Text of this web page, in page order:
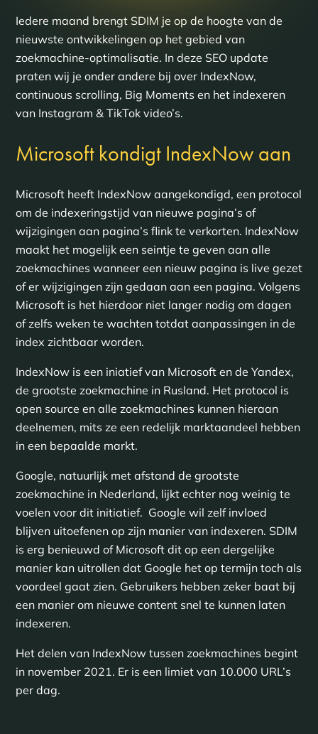
Iedere maand brengt SDIM je op de hoogte van de
nieuwste ontwikkelingen op het gebied van
zoekmachine-optimalisatie. In deze SEO update
praten wij je onder andere bij over IndexNow,
continuous scrolling, Big Moments en het indexeren
van Instagram & TikTok video’s.
Microsoft kondigt IndexNow aan
Microsoft heeft IndexNow aangekondigd, een protocol
om de indexeringstijd van nieuwe pagina’s of
wijzigingen aan pagina’s flink te verkorten. IndexNow
maakt het mogelijk een seintje te geven aan alle
zoekmachines wanneer een nieuw pagina is live gezet
of er wijzigingen zijn gedaan aan een pagina. Volgens
Microsoft is het hierdoor niet langer nodig om dagen
of zelfs weken te wachten totdat aanpassingen in de
index zichtbaar worden.
IndexNow is een iniatief van Microsoft en de Yandex,
de grootste zoekmachine in Rusland. Het protocol is
open source en alle zoekmachines kunnen hieraan
deelnemen, mits ze een redelijk marktaandeel hebben
in een bepaalde markt.
Google, natuurlijk met afstand de grootste
zoekmachine in Nederland, lijkt echter nog weinig te
voelen voor dit initiatief. Google wil zelf invloed
blijven uitoefenen op zijn manier van indexeren. SDIM
is erg benieuwd of Microsoft dit op een dergelijke
manier kan uitrollen dat Google het op termijn toch als
voordeel gaat zien. Gebruikers hebben zeker baat bij
een manier om nieuwe content snel te kunnen laten
indexeren.
Het delen van IndexNow tussen zoekmachines begint
in november 2021. Er is een limiet van 10.000 URL’s
per dag.